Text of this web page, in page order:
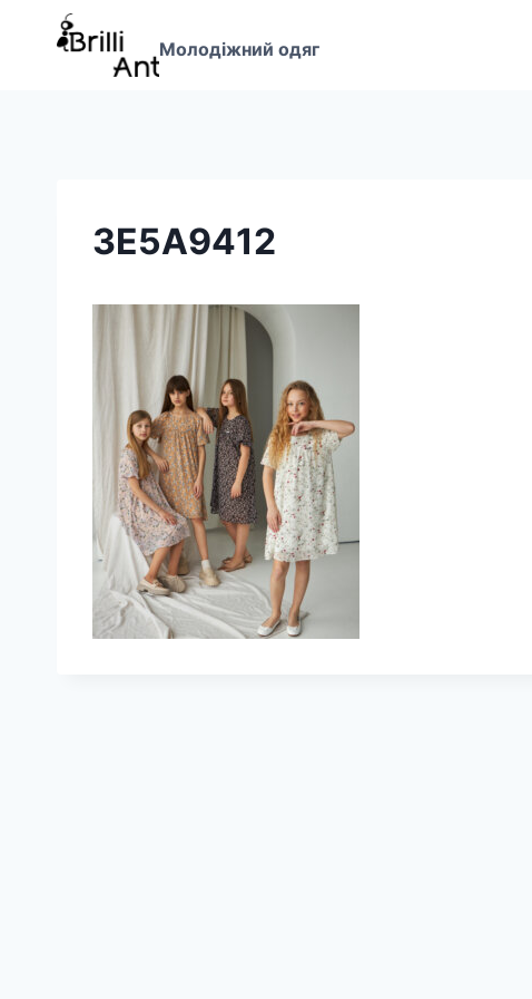
Перейти
Молодіжний одяг
3E5A9412